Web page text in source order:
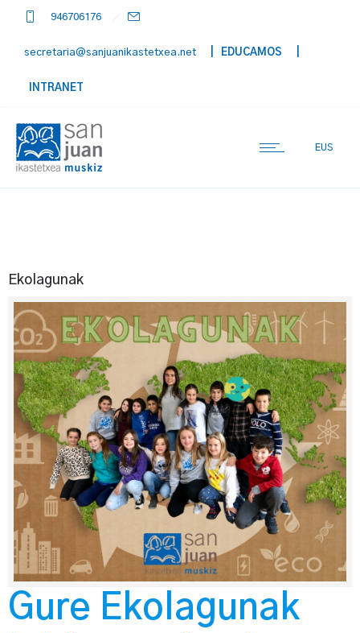
946706176
secretaria@sanjuanikastetxea.net | EDUCAMOS
INTRANET
EUS
Ekolagunak
Gure Ekolagunak